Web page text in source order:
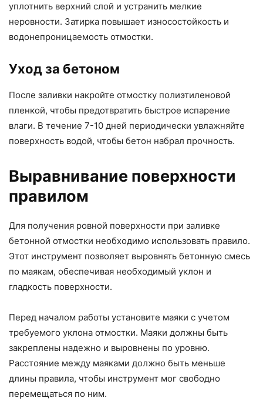
уплотнить верхний слой и устранить мелкие
неровности. Затирка повышает износостойкость и
водонепроницаемость отмостки.
Уход за бетоном
После заливки накройте отмостку полиэтиленовой
пленкой, чтобы предотвратить быстрое испарение
влаги. В течение 7-10 дней периодически увлажняйте
поверхность водой, чтобы бетон набрал прочность.
Выравнивание поверхности
правилом
Для получения ровной поверхности при заливке
бетонной отмостки необходимо использовать правило.
Этот инструмент позволяет выровнять бетонную смесь
по маякам, обеспечивая необходимый уклон и
гладкость поверхности.
Перед началом работы установите маяки с учетом
требуемого уклона отмостки. Маяки должны быть
закреплены надежно и выровнены по уровню.
Расстояние между маяками должно быть меньше
длины правила, чтобы инструмент мог свободно
перемещаться по ним.